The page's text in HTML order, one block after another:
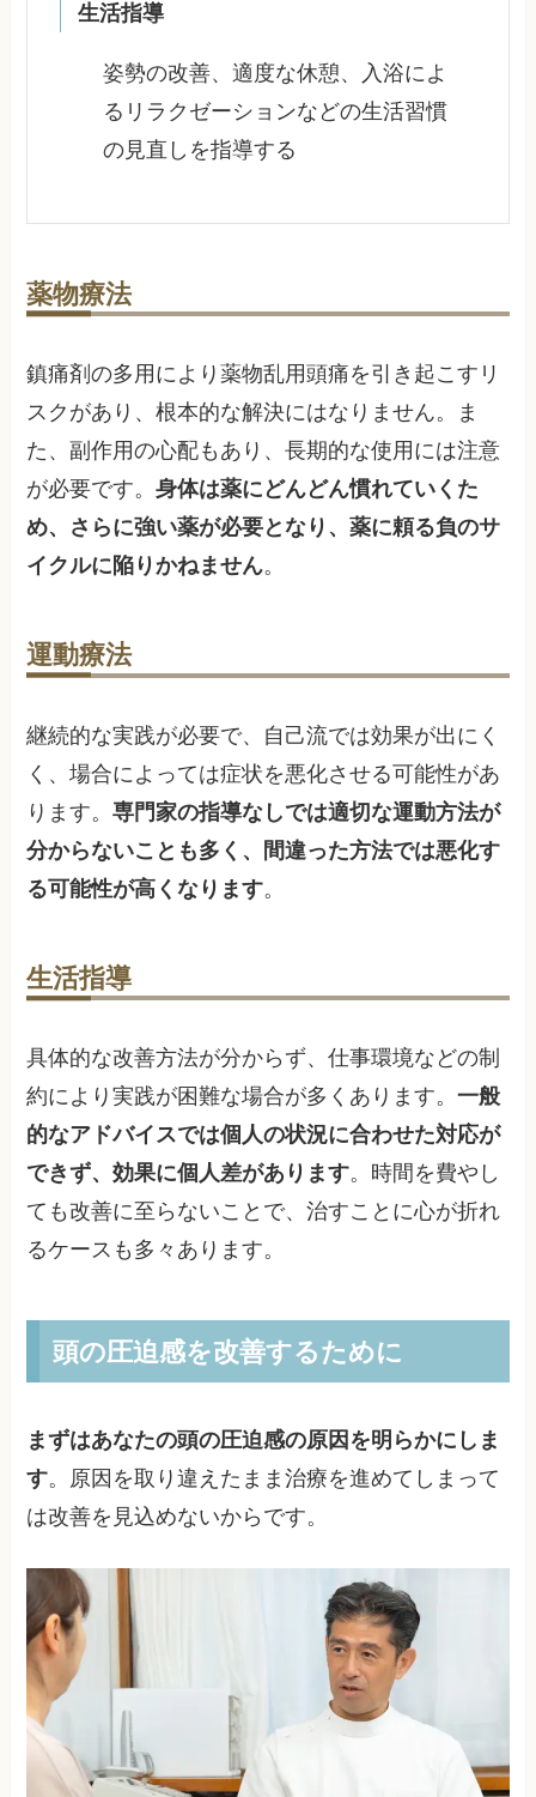
生活指導
姿勢の改善、適度な休憩、入浴によ
るリラクゼーションなどの生活習慣
の見直しを指導する
薬物療法
鎮痛剤の多用により薬物乱用頭痛を引き起こすリ
スクがあり、根本的な解決にはなりません。ま
た、副作用の心配もあり、長期的な使用には注意
が必要です。身体は薬にどんどん慣れていくた
め、さらに強い薬が必要となり、薬に頼る負のサ
イクルに陥りかねません。
運動療法
継続的な実践が必要で、自己流では効果が出にく
く、場合によっては症状を悪化させる可能性があ
ります。専門家の指導なしでは適切な運動方法が
分からないことも多く、間違った方法では悪化す
る可能性が高くなります。
生活指導
具体的な改善方法が分からず、仕事環境などの制
約により実践が困難な場合が多くあります。一般
的なアドバイスでは個人の状況に合わせた対応が
できず、効果に個人差があります。時間を費やし
ても改善に至らないことで、治すことに心が折れ
るケースも多々あります。
頭の圧迫感を改善するために
まずはあなたの頭の圧迫感の原因を明らかにしま
す。原因を取り違えたまま治療を進めてしまって
は改善を見込めないからです。